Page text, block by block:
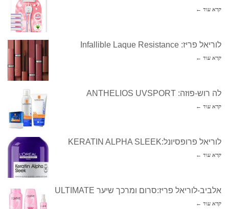
קרא עוד ←
לוריאל פריז: Infallible Laque Resistance
קרא עוד ←
לה רוש-פוזה: ANTHELIOS UVSPORT
קרא עוד ←
לוריאל פרופסיונל:KERATIN ALPHA SLEEK
קרא עוד ←
אלביב-לוריאל פריז:סרום ומרכך שיער ULTIMATE
קרא עוד ←